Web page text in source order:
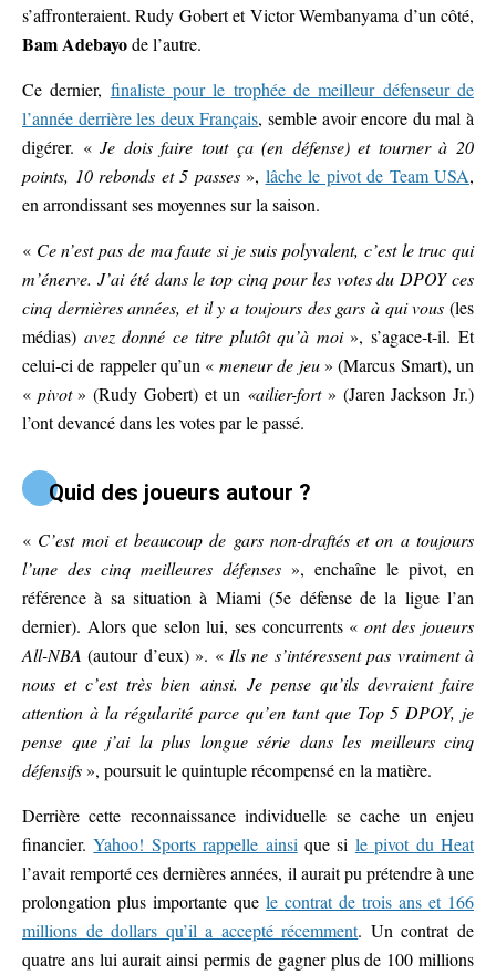
s’affronteraient. Rudy Gobert et Victor Wembanyama d’un côté,
Bam Adebayode l’autre.
Ce dernier, finaliste pour le trophée de meilleur défenseur de
l’année derrière les deux Français, semble avoir encore du mal à
digérer. «Je dois faire tout ça (en défense) et tourner à 20
points, 10 rebonds et 5 passes», lâche le pivot de Team USA,
en arrondissant ses moyennes sur la saison.
« Ce n’est pas de ma faute si je suis polyvalent, c’est le truc qui
m’énerve. J’ai été dans le top cinq pour les votes du DPOY ces
cinq dernières années, et il y a toujours des gars à qui vous (les
médias) avez donné ce titre plutôt qu’à moi », s’agace-t-il. Et
celui-ci de rappeler qu’un « meneur de jeu» (Marcus Smart), un
« pivot» (Rudy Gobert) et un «ailier-fort» (Jaren Jackson Jr.)
l’ont devancé dans les votes par le passé.
Quid des joueurs autour ?
« C’est moi et beaucoup de gars non-draftés et on a toujours
l’une des cinq meilleures défenses », enchaîne le pivot, en
référence à sa situation à Miami (5e défense de la ligue l’an
dernier). Alors que selon lui, ses concurrents « ont des joueurs
All-NBA (autour d’eux) ». « Ils ne s’intéressent pas vraiment à
nous et c’est très bien ainsi. Je pense qu’ils devraient faire
attention à la régularité parce qu’en tant que Top 5 DPOY, je
pense que j’ai la plus longue série dans les meilleurs cinq
défensifs», poursuit le quintuple récompensé en la matière.
Derrière cette reconnaissance individuelle se cache un enjeu
financier.Yahoo! Sports rappelle ainsi que si le pivot du Heat
l’avait remporté ces dernières années, il aurait pu prétendre à une
prolongation plus importante que le contrat de trois ans et 166
millions de dollars qu’il a accepté récemment. Un contrat de
quatre ans lui aurait ainsi permis de gagner plus de 100 millions